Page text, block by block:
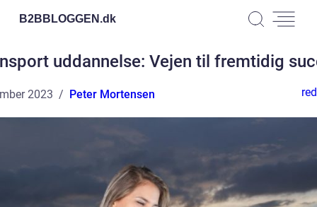
B2BBLOGGEN.dk
uddannelse: Vejen til fremtidig
2023 Peter Mortensen